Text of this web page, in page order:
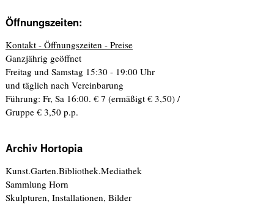
Öffnungszeiten:
Kontakt - Öffnungszeiten - Preise
Ganzjährig geöffnet
Freitag und Samstag 15:30 - 19:00 Uhr
und täglich nach Vereinbarung
Führung: Fr, Sa 16:00. € 7 (ermäßigt € 3,50) /
Gruppe € 3,50 p.p.
Archiv Hortopia
Kunst.Garten.Bibliothek.Mediathek
Sammlung Horn
Skulpturen, Installationen, Bilder